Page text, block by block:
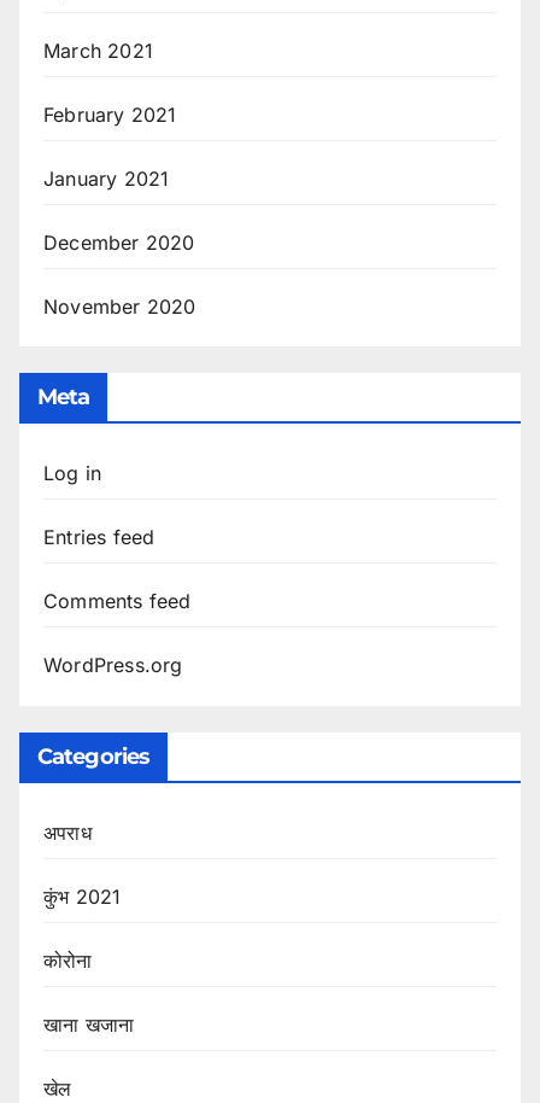
March 2021
February 2021
January 2021
December 2020
November 2020
Meta
Log in
Entries feed
Comments feed
WordPress.org
Categories
अपराध
कुंभ 2021
कोरोना
खाना खजाना
खेल